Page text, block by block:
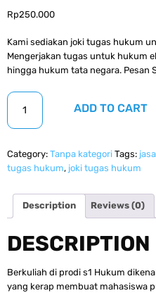
Rp250.000
Kami sediakan joki tugas hukum
Mengerjakan tugas untuk hukum
hingga hukum tata negara. Pesan
ADD TO CART
Category: Tanpa kategori Tags:
tugas hukum, joki tugas hukum
Description Reviews (0)
DESCRIPTION
Berkuliah di prodi s1 Hukum
yang kerap membuat mahasiswa